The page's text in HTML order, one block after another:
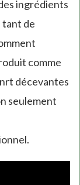
ingrédients
tant de
comme
décevantes
seulement